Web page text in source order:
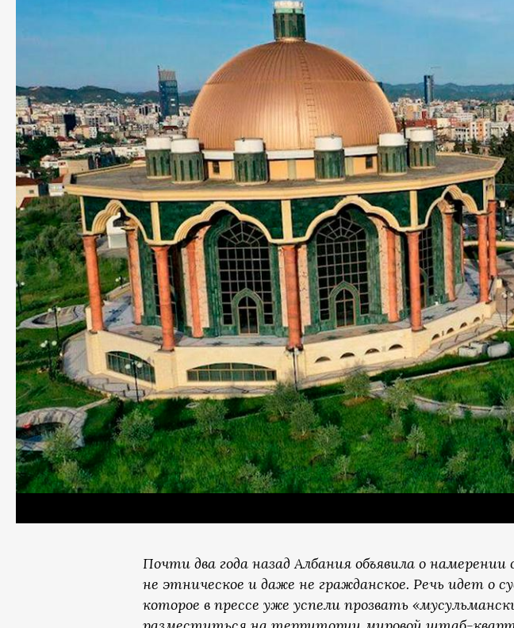
Почти два года назад Албания объявила о намерении
не этническое и даже не гражданское. Речь идет о
которое в прессе уже успели прозвать